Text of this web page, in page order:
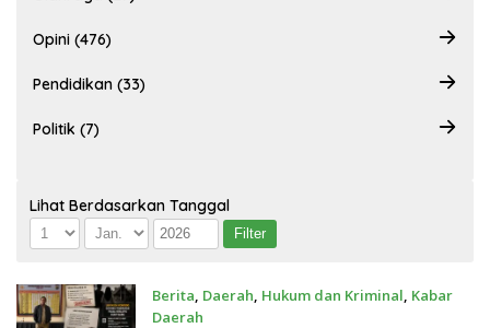
Opini (476)
Pendidikan (33)
Politik (7)
Lihat Berdasarkan Tanggal
Berita Daerah Hukum dan Kriminal Kabar
Daerah